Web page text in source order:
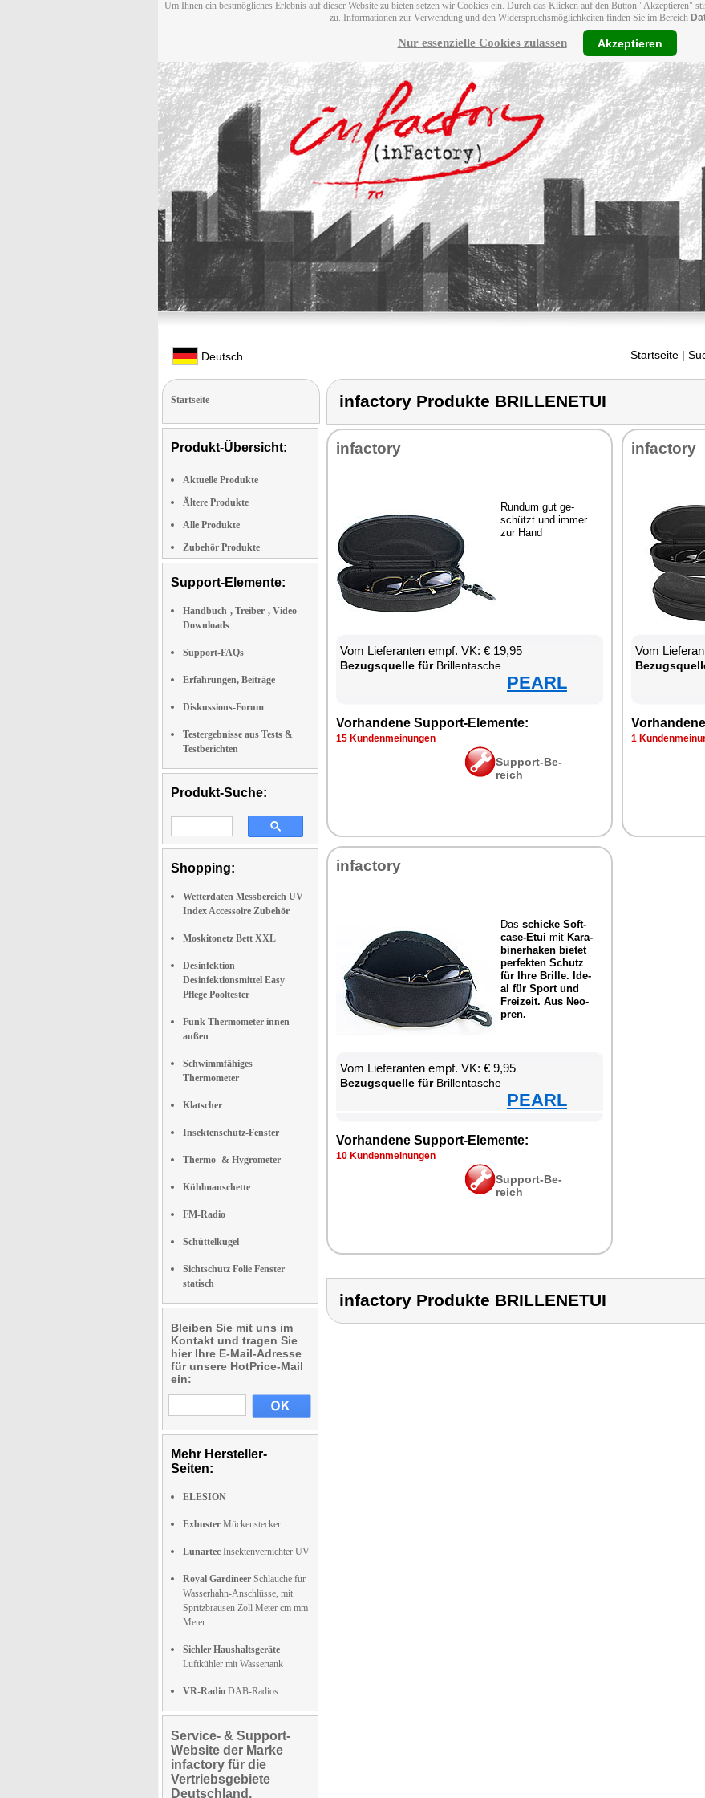
Um Ihnen ein bestmögliches Erlebnis auf dieser Website zu bieten setzen wir Cookies ein. Durch das Klicken auf den Button "Akzeptieren"
zu. Informationen zur Verwendung und den Widerspruchsmöglichkeiten finden Sie im Bereich
Nur essenzielle Cookies zulassen Akzeptieren
Deutsch Startseite |
Startseite
Produkt-Übersicht:
Aktuelle Produkte
Ältere Produkte
Alle Produkte
Zubehör Produkte
Support-Elemente:
Handbuch-, Treiber-, Video-
Downloads
Support-FAQs
Erfahrungen, Beiträge
Diskussions-Forum
Testergebnisse aus Tests &
Testberichten
Produkt-Suche:
Shopping:
Wetterdaten Messbereich UV
Index Accessoire Zubehör
Moskitonetz Bett XXL
Desinfektion
Desinfektionsmittel Easy
Pflege Pooltester
Funk Thermometer innen
außen
Schwimmfähiges
Thermometer
Klatscher
Insektenschutz-Fenster
Thermo- & Hygrometer
Kühlmanschette
FM-Radio
Schüttelkugel
Sichtschutz Folie Fenster
statisch
Bleiben Sie mit uns im
Kontakt und tragen Sie
hier Ihre E-Mail-Adresse
für unsere HotPrice-Mail
ein:
Mehr Hersteller-
Seiten:
ELESION
Exbuster Mückenstecker
Lunartec Insektenvernichter UV
Royal Gardineer Schläuche für
Wasserhahn-Anschlüsse, mit
Spritzbrausen Zoll Meter cm mm
Meter
Sichler Haushaltsgeräte
Luftkühler mit Wassertank
VR-Radio DAB-Radios
Service- & Support-
Website der Marke
infactory für die
Vertriebsgebiete
Deutschland,
infactory Produkte BRILLENETUI
in­fac­to­ry
Rund­um gut ge­
schützt und im­mer
zur Hand
Vom Lie­fe­ran­ten empf. VK: € 19,95
Be­zugs­quel­le fürBril­len­ta­sche
PEARL
Vor­han­de­ne Sup­port-Ele­men­te:
15 Kun­den­mei­nun­gen
Sup­port-Be­
reich
in­fac­to­ry
Vom
1
in­fac­to­ry
Das schi­cke Soft­
ca­se-Etui mit Ka­ra­
bi­ner­ha­ken bie­tet
per­fek­ten Schutz
für Ih­re Bril­le. Ide­
al für Sport und
Frei­zeit. Aus Neo­
pren.
Vom Lie­fe­ran­ten empf. VK: € 9,95
Be­zugs­quel­le fürBril­len­ta­sche
PEARL
Vor­han­de­ne Sup­port-Ele­men­te:
10 Kun­den­mei­nun­gen
Sup­port-Be­
reich
infactory Produkte BRILLENETUI